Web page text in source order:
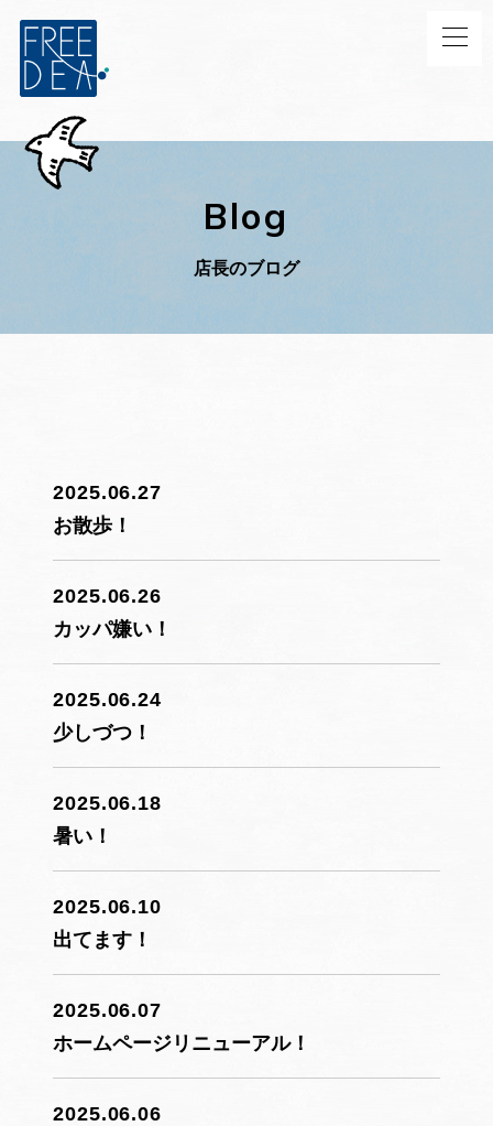
Blog
店長のブログ
2025.06.27
お散歩！
2025.06.26
カッパ嫌い！
2025.06.24
少しづつ！
2025.06.18
暑い！
2025.06.10
出てます！
2025.06.07
ホームページリニューアル！
2025.06.06